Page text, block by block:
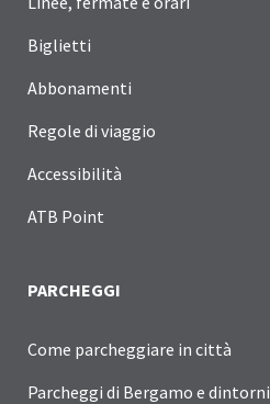
Biglietti
Abbonamenti
Regole di viaggio
Accessibilità
ATB Point
PARCHEGGI
Come parcheggiare in città
Parcheggi di Bergamo e dintorni